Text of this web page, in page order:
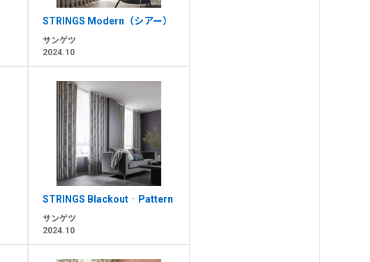
STRINGS Modern（シアー）
サンゲツ
2024.10
STRINGS Blackout‐Pattern
サンゲツ
2024.10